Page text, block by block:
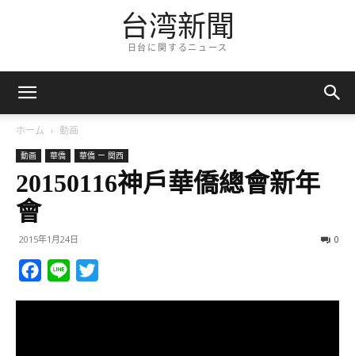
台湾新聞
日台に関するニュース
ホーム 動画
動画 華僑 華僑 ー 関西
20150116神戶華僑總會新年
會
2015年1月24日 0
Facebook
Line